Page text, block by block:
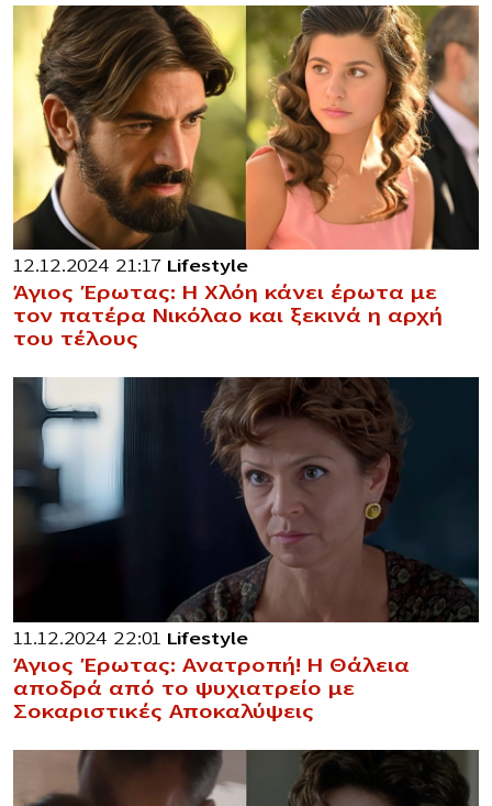
12.12.2024 21:17 Lifestyle
Άγιος Έρωτας: Η Χλόη κάνει έρωτα με
τον πατέρα Νικόλαο και ξεκινά η αρχή
του τέλους
11.12.2024 22:01 Lifestyle
Άγιος Έρωτας: Ανατροπή! Η Θάλεια
αποδρά από το ψυχιατρείο με
Σοκαριστικές Αποκαλύψεις